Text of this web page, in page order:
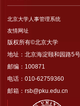
北京大学人事管理系统
友情网址
版权所有©北京大学
地址：北京海淀颐和园路5号
邮编：100871
电话：010-62759360
邮箱：rsb@pku.edu.cn